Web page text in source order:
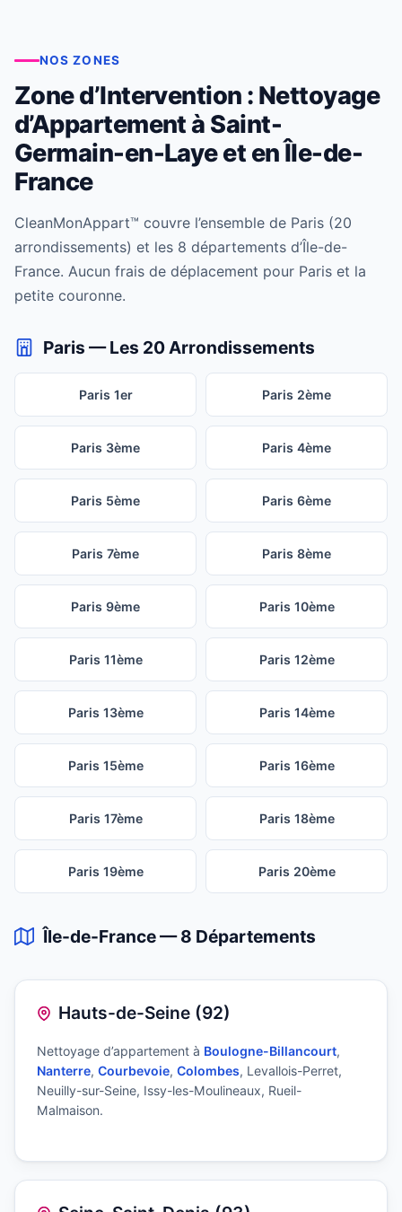
NOS ZONES
Zone d’Intervention : Nettoyage
d’Appartement à Saint-
Germain-en-Laye et en Île-de-
France
CleanMonAppart™ couvre l’ensemble de Paris (20
arrondissements) et les 8 départements d’Île-de-
France. Aucun frais de déplacement pour Paris et la
petite couronne.
Paris — Les 20 Arrondissements
Paris 1er Paris 2ème
Paris 3ème Paris 4ème
Paris 5ème Paris 6ème
Paris 7ème Paris 8ème
Paris 9ème Paris 10ème
Paris 11ème Paris 12ème
Paris 13ème Paris 14ème
Paris 15ème Paris 16ème
Paris 17ème Paris 18ème
Paris 19ème Paris 20ème
Île-de-France — 8 Départements
Hauts-de-Seine (92)
Nettoyage d’appartement à Boulogne-Billancourt,
Nanterre, Courbevoie, Colombes, Levallois-Perret,
Neuilly-sur-Seine, Issy-les-Moulineaux, Rueil-
Malmaison.